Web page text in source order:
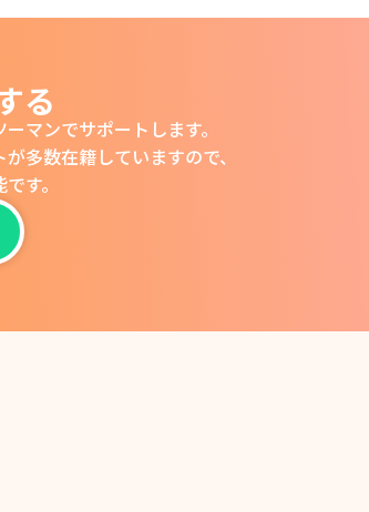
る
マンでサポートします。
多数在籍していますので、
す。